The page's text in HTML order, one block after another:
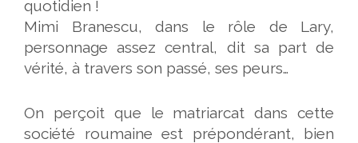
quotidien !
Mimi Branescu, dans le rôle de Lary,
personnage assez central, dit sa part de
vérité, à travers son passé, ses peurs…
On perçoit que le matriarcat dans cette
société roumaine est prépondérant, bien